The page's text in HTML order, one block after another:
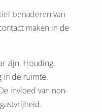
benaderen van
maken in de
zijn. Houding,
in de ruimte.
invloed van non-